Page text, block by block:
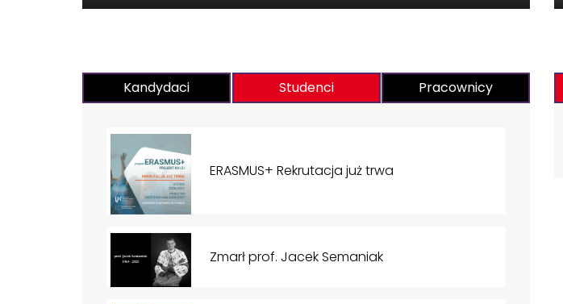
Kandydaci Studenci Pracownicy
ERASMUS+ Rekrutacja już trwa
Zmarł prof. Jacek Semaniak